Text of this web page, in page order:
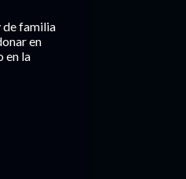
de familia
en
en la